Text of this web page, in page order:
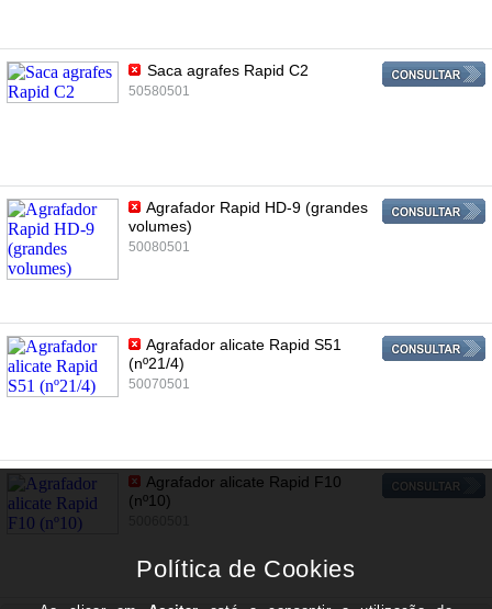
Saca agrafes Rapid C2
50580501
Agrafador Rapid HD-9 (grandes
volumes)
50080501
Agrafador alicate Rapid S51
(nº21/4)
50070501
Agrafador alicate Rapid F10
(nº10)